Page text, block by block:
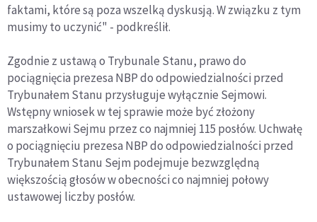
faktami, które są poza wszelką dyskusją. W związku z tym
musimy to uczynić" - podkreślił.
Zgodnie z ustawą o Trybunale Stanu, prawo do
pociągnięcia prezesa NBP do odpowiedzialności przed
Trybunałem Stanu przysługuje wyłącznie Sejmowi.
Wstępny wniosek w tej sprawie może być złożony
marszałkowi Sejmu przez co najmniej 115 posłów. Uchwałę
o pociągnięciu prezesa NBP do odpowiedzialności przed
Trybunałem Stanu Sejm podejmuje bezwzględną
większością głosów w obecności co najmniej połowy
ustawowej liczby posłów.